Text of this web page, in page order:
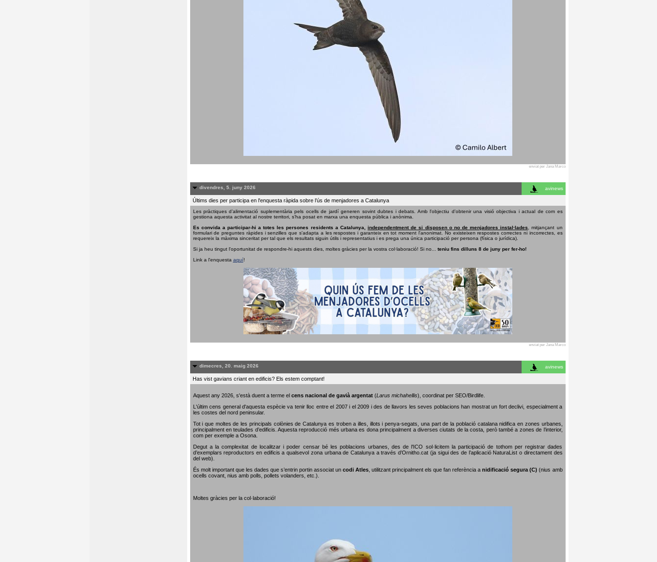
enviat per Jana Marco
divendres, 5. juny 2026 avinews
Últims dies per participa en l'enquesta ràpida sobre l’ús de menjadores a Catalunya
Les pràctiques d’alimentació suplementària pels ocells de jardí generen sovint dubtes i debats. Amb l'objectiu d'obtenir una visió objectiva i actual de com es
gestiona aquesta activitat al nostre territori, s’ha posat en marxa una enquesta pública i anònima.
Es convida a participar-hi a totes les persones residents a Catalunya,independentment de si disposen o no de menjadores instal·lades, mitjançant un
formulari de preguntes ràpides i senzilles que s'adapta a les respostes i garanteix en tot moment l'anonimat. No existeixen respostes correctes ni incorrectes, es
requereix la màxima sinceritat per tal que els resultats siguin útils i representatius i es prega una única participació per persona (física o jurídica).
Si ja heu tingut l'oportunitat de respondre-hi aquests dies, moltes gràcies per la vostra col·laboració! Si no... teniu fins dilluns 8 de juny per fer-ho!
Link a l'enquesta aquí!
enviat per Jana Marco
dimecres, 20. maig 2026 avinews
Has vist gavians criant en edificis? Els estem comptant!
Aquest any 2026, s'està duent a terme el cens nacional de gavià argentat(Larus michahellis), coordinat per SEO/Birdlife.
L'últim cens general d'aquesta espècie va tenir lloc entre el 2007 i el 2009 i des de llavors les seves poblacions han mostrat un fort declivi, especialment a
les costes del nord peninsular.
Tot i que moltes de les principals colònies de Catalunya es troben a illes, illots i penya-segats, una part de la població catalana nidifica en zones urbanes,
principalment en teulades d’edificis. Aquesta reproducció més urbana es dona principalment a diverses ciutats de la costa, però també a zones de l’interior,
com per exemple a Osona.
Degut a la complexitat de localitzar i poder censar bé les poblacions urbanes, des de l'ICO sol·licitem la participació de tothom per registrar dades
d’exemplars reproductors en edificis a qualsevol zona urbana de Catalunya a través d’Ornitho.cat (ja sigui des de l’aplicació NaturaList o directament des
del web).
És molt important que les dades que s’entrin portin associat un codi Atles , utilitzant principalment els que fan referència anidificació segura (C) (nius amb
ocells covant, nius amb polls, pollets volanders, etc.).
Moltes gràcies per la col·laboració!